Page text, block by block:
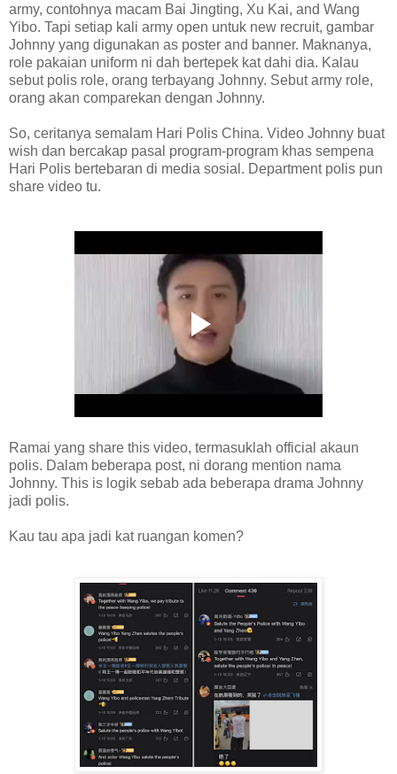
army, contohnya macam Bai Jingting, Xu Kai, and Wang
Yibo. Tapi setiap kali army open untuk new recruit, gambar
Johnny yang digunakan as poster and banner. Maknanya,
role pakaian uniform ni dah bertepek kat dahi dia. Kalau
sebut polis role, orang terbayang Johnny. Sebut army role,
orang akan comparekan dengan Johnny.
So, ceritanya semalam Hari Polis China. Video Johnny buat
wish dan bercakap pasal program-program khas sempena
Hari Polis bertebaran di media sosial. Department polis pun
share video tu.
Ramai yang share this video, termasuklah official akaun
polis. Dalam beberapa post, ni dorang mention nama
Johnny. This is logik sebab ada beberapa drama Johnny
jadi polis.
Kau tau apa jadi kat ruangan komen?